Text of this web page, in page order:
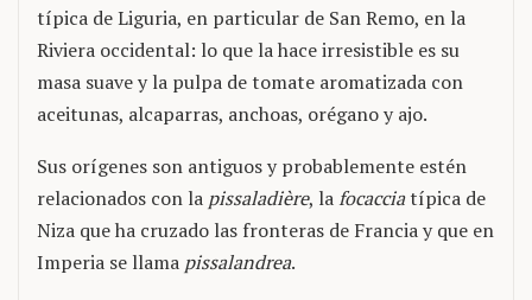
típica de Liguria, en particular de San Remo, en la
Riviera occidental: lo que la hace irresistible es su
masa suave y la pulpa de tomate aromatizada con
aceitunas, alcaparras, anchoas, orégano y ajo.
Sus orígenes son antiguos y probablemente estén
relacionados con la pissaladière, lafocacciatípica de
Niza que ha cruzado las fronteras de Francia y que en
Imperia se llama pissalandrea.